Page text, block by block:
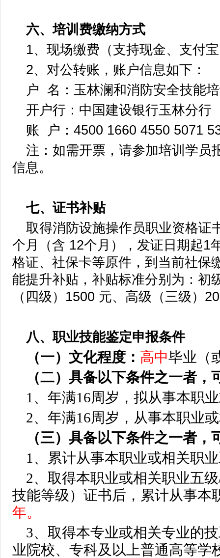
六、培训费缴纳方式
1、现场缴费（支持现金、支付
2、对公转账，账户信息如下：
户 名：玉林澜和消防安全技能
开户行：中国建设银行玉林分行
账 户：4500 1660 4550 5071
注：如需开票，请参加培训学员
信息。
七、证书补贴
取得消防设施操作员职业资格证
个月（含 12个月），发证日期起1
格证、社保卡等原件，到当前社保
能提升补贴，补贴标准分别为：初
（四级）1500 元、高级（三级）
八、职业技能鉴定申报条件
（一）文化程度： 高中毕业（
（二）具备以下条件之一者，
1、 年满16周岁，拟从事本职
2、 年满16周岁，从事本职业
（三）具备以下条件之一者，
1、累计从事本职业或相关职
2、取得本职业或相关职业五
技能等级）证书后，累计从事本
年。
3、取得本专业或相关专业的
业院校、专科及以上普通高等学